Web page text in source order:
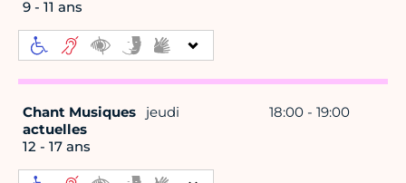
9 - 11 ans
Chant Musiques
actuelles
12 - 17 ans
jeudi 18:00 - 19:00